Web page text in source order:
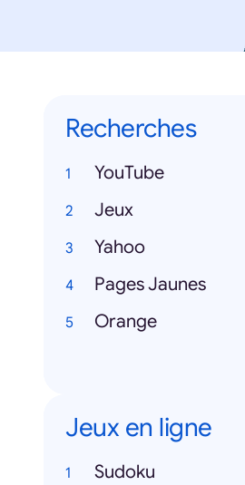
Recherches
YouTube
Jeux
Yahoo
Pages Jaunes
Orange
Jeux en ligne
Sudoku